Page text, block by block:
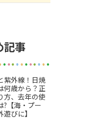
記事
紫外線！日焼
何歳から？正
方、去年の使
?【海・プー
びに】